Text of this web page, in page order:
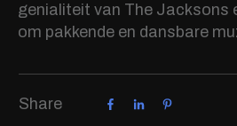
genialiteit van The Jacksons
om pakkende en dansbare
Share